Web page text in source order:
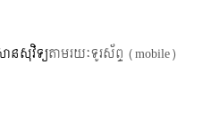
នសុវិទ្យតាមរយៈទូរស័ព្ទ​ (mobile)​